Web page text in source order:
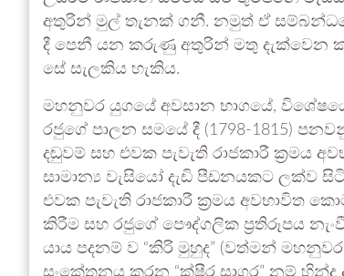
අතුරින් මුල් තැනක් ගනී. නමුත් ඒ
දී පෙනී යන කරුණු අතුරින් මතු දැක්වෙන
සේ සැලකිය හැකිය.
මහනුවර යුගයේ අවසාන භාගයේ,
රජුගේ පාලන සමයේ දී (1798-1815)
දඬුවම් සහ එවක පැවැති රාජකාරී ක්‍රමය
සාමාන්‍ය වැසියෝ දැඩි පීඩනයකට ලක්ව
එවක පැවැති රාජකාරී ක්‍රමය අවභාවිත
කිරීම සහ රජුගේ පෞද්ගලික ප්‍රතිරූපය
යාය පදනම් ව “කිරි මුහුද” (වත්මන්
සංකේතනය කරන “ක්ෂීර සාගර” නම්